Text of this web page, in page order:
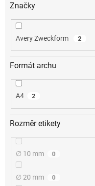
Značky
Avery Zweckform 2
Formát archu
A4 2
Rozměr etikety
∅ 10 mm 0
∅ 20 mm 0